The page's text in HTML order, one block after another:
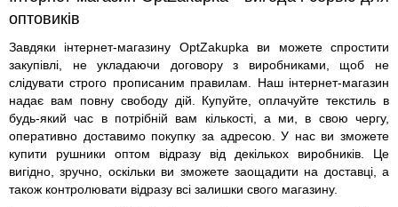
оптовиків
Завдяки інтернет-магазину OptZakupka ви можете спростити
закупівлі, не укладаючи договору з виробниками, щоб не
слідувати строго прописаним правилам. Наш інтернет-магазин
надає вам повну свободу дій. Купуйте, оплачуйте текстиль в
будь-який час в потрібній вам кількості, а ми, в свою чергу,
оперативно доставимо покупку за адресою. У нас ви зможете
купити рушники оптом відразу від декількох виробників. Це
вигідно, зручно, оскільки ви зможете заощадити на доставці, а
також контролювати відразу всі залишки свого магазину.